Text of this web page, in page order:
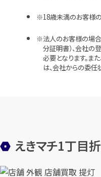
18歳未満のお客様
法人のお客様の場
分証明書）、会社
必要となります。ま
は、会社からの委任
えきマチ1丁目